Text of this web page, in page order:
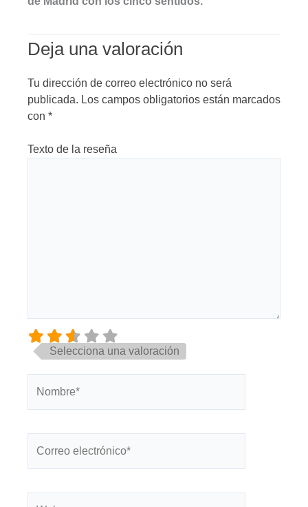
Deja una valoración
Tu dirección de correo electrónico no será
publicada. Los campos obligatorios están marcados
con *
Texto de la reseña
Selecciona una valoración
electrónico*